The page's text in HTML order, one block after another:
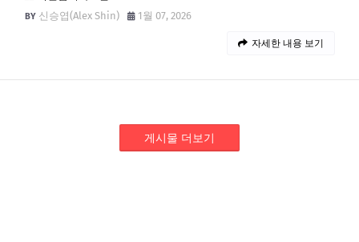
신승엽(Alex Shin)
1월 07, 2026
자세한 내용 보기
게시물 더보기